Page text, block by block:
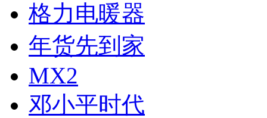
格力电暖器
年货先到家
MX2
邓小平时代